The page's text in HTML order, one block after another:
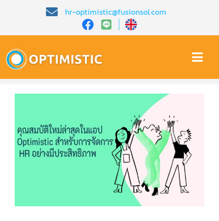
content
hr-optimistic@fusionsol.com
หน้าหลัก​
เกี่ยวกับเรา​
คุณสมบัติ​